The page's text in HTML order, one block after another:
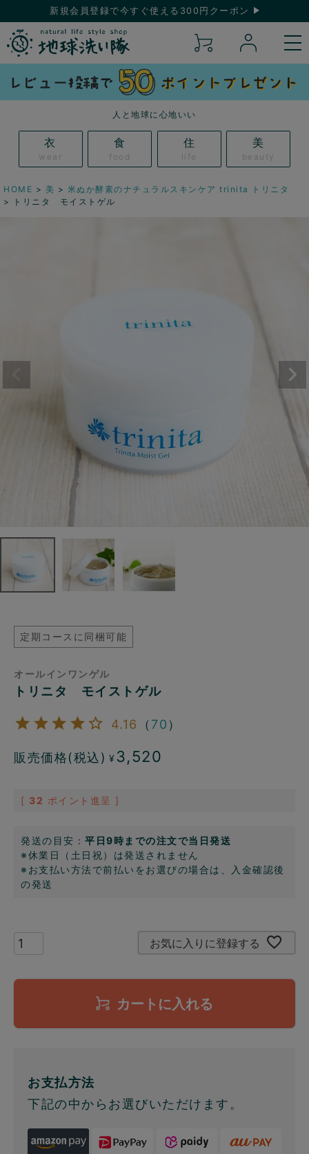
新規会員登録で今すぐ使える300円クーポン
人と地球に心地いい
衣
wear
食
food
住
life
美
beauty
HOME 美
米ぬか酵素のナチュラルスキンケア trinita トリニタ
トリニタ モイストゲル
定期コースに同梱可能
オールインワンゲル
トリニタ モイストゲル
4.16 （ 70 ）
販売価格(税込) ¥ 3,520
[ 32 ポイント進呈 ]
発送の目安： 平日9時までの注文で当日発送
※休業日（土日祝）は発送されません
※お支払い方法で前払いをお選びの場合は、入金確認後
の発送
お気に入りに登録する
カートに入れる
お支払方法
下記の中からお選びいただけます。